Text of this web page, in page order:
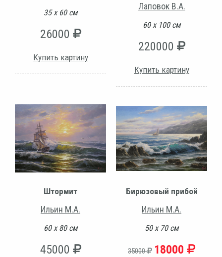
35 х 60 см
26000
Купить картину
Лаповок В.А.
60 х 100 см
220000
Купить картину
Штормит
Ильин М.А.
60 х 80 см
45000
Бирюзовый прибой
Ильин М.А.
50 х 70 см
35000 18000